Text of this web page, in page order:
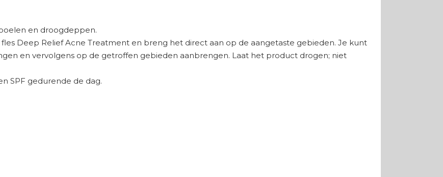
en droogdeppen.
Deep Relief Acne Treatment en breng het direct aan op de aangetaste gebieden. Je kunt
en vervolgens op de getroffen gebieden aanbrengen. Laat het product drogen; niet
SPF gedurende de dag.